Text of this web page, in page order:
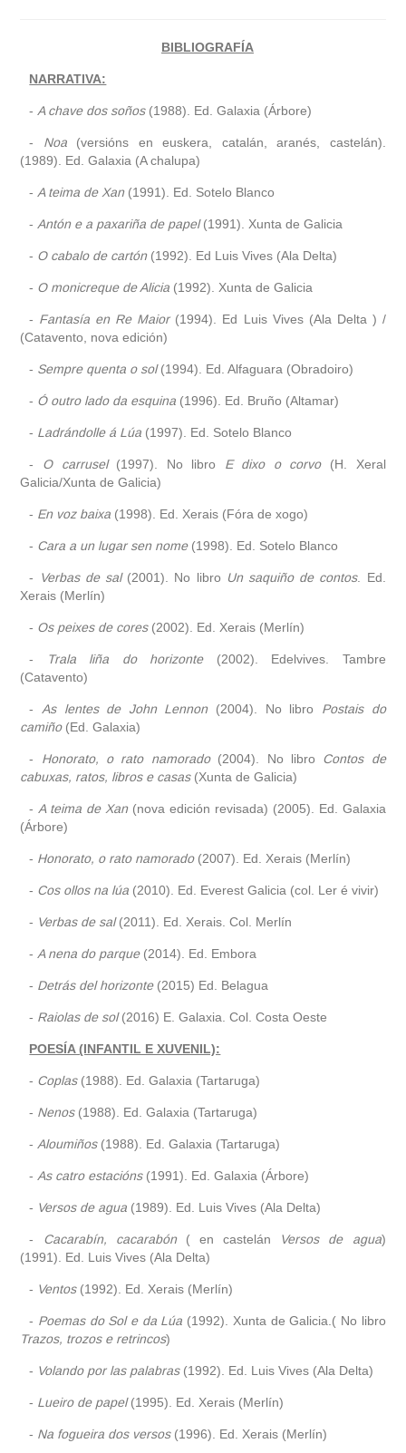
BIBLIOGRAFÍA
NARRATIVA:
- A chave dos soños(1988). Ed. Galaxia (Árbore)
- Noa(versións en euskera, catalán, aranés, castelán).
(1989). Ed. Galaxia (A chalupa)
- A teima de Xan(1991). Ed. Sotelo Blanco
- Antón e a paxariña de papel(1991). Xunta de Galicia
- O cabalo de cartón(1992). Ed Luis Vives (Ala Delta)
- O monicreque de Alicia (1992). Xunta de Galicia
- Fantasía en Re Maior(1994). Ed Luis Vives (Ala Delta ) /
(Catavento, nova edición)
- Sempre quenta o sol(1994). Ed. Alfaguara (Obradoiro)
- Ó outro lado da esquina (1996). Ed. Bruño (Altamar)
- Ladrándolle á Lúa (1997). Ed. Sotelo Blanco
- O carrusel(1997). No libro E dixo o corvo(H. Xeral
Galicia/Xunta de Galicia)
- En voz baixa (1998). Ed. Xerais (Fóra de xogo)
- Cara a un lugar sen nome(1998). Ed. Sotelo Blanco
- Verbas de sal(2001). No libro Un saquiño de contos. Ed.
Xerais (Merlín)
- Os peixes de cores(2002). Ed. Xerais (Merlín)
- Trala liña do horizonte(2002). Edelvives. Tambre
(Catavento)
- As lentes de John Lennon(2004). No libro Postais do
camiño(Ed. Galaxia)
- Honorato, o rato namorado(2004). No libro Contos de
cabuxas, ratos, libros e casas(Xunta de Galicia)
- A teima de Xan(nova edición revisada) (2005). Ed. Galaxia
(Árbore)
- Honorato, o rato namorado(2007). Ed. Xerais (Merlín)
- Cos ollos na lúa (2010). Ed. Everest Galicia (col. Ler é vivir)
- Verbas de sal(2011). Ed. Xerais. Col. Merlín
- A nena do parque(2014). Ed. Embora
- Detrás del horizonte(2015) Ed. Belagua
- Raiolas de sol(2016) E. Galaxia. Col. Costa Oeste
POESÍA (INFANTIL E XUVENIL):
- Coplas(1988). Ed. Galaxia (Tartaruga)
- Nenos(1988). Ed. Galaxia (Tartaruga)
- Aloumiños(1988). Ed. Galaxia (Tartaruga)
- As catro estacións(1991). Ed. Galaxia (Árbore)
- Versos de agua (1989). Ed. Luis Vives (Ala Delta)
- Cacarabín, cacarabón( en castelán Versos de agua)
(1991). Ed. Luis Vives (Ala Delta)
- Ventos(1992). Ed. Xerais (Merlín)
- Poemas do Sol e da Lúa (1992). Xunta de Galicia.( No libro
Trazos, trozos e retrincos)
- Volando por las palabras(1992). Ed. Luis Vives (Ala Delta)
- Lueiro de papel(1995). Ed. Xerais (Merlín)
- Na fogueira dos versos(1996). Ed. Xerais (Merlín)